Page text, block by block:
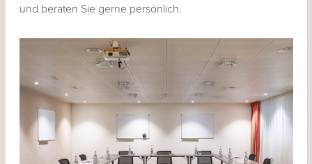
und beraten Sie gerne persönlich.